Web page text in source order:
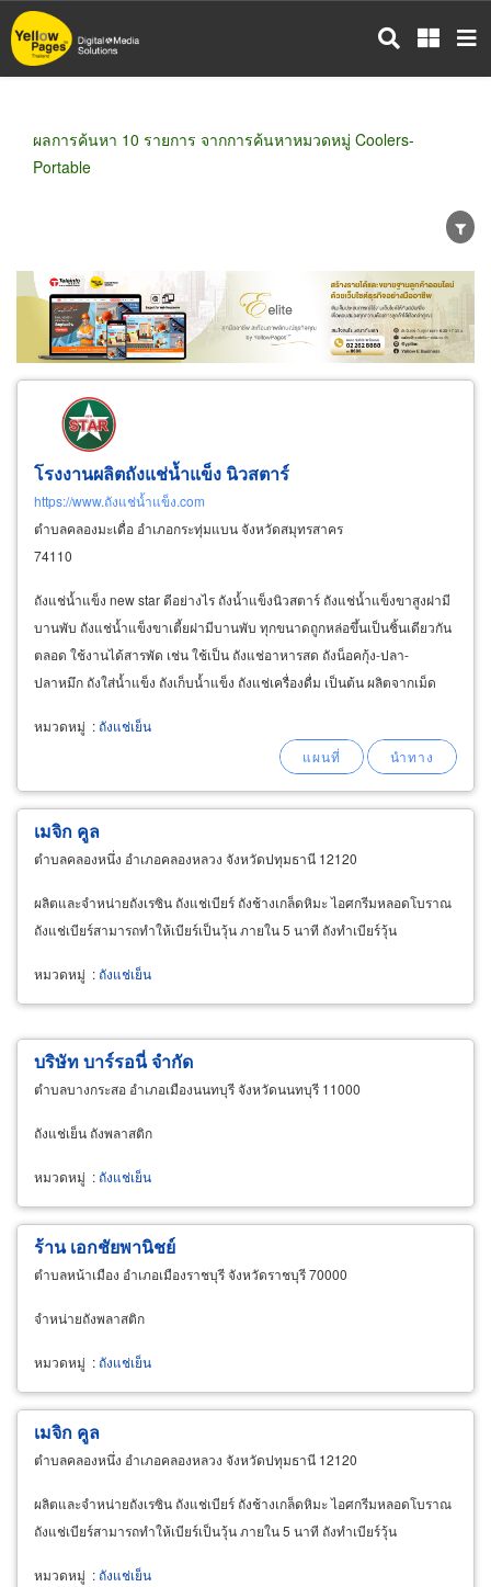
ข้าม
ไป
ผลการค้นหา 10 รายการ จากการค้นหาหมวดหมู่ Coolers-
Portable
ขายส่ง ขายปลีก ผู้ผลิต
ตัวแทนจัดจำหน่าย
ผู้ส่งออก/นำเข้า
ธุรกิจบริการ
โรงงานผลิตถังแช่น้ำแข็ง นิวสตาร์
https://www.ถังแช่น้ำแข็ง.com
ตำบลคลองมะเดื่อ อำเภอกระทุ่มแบน จังหวัดสมุทรสาคร
74110
ถังแช่น้ำแข็ง new star ดีอย่างไร ถังน้ำแข็งนิวสตาร์ ถังแช่น้ำแข็งขาสูงฝามี
บานพับ ถังแช่น้ำแข็งขาเตี้ยฝามีบานพับ ทุกขนาดถูกหล่อขึ้นเป็นชิ้นเดียวกัน
ตลอด ใช้งานได้สารพัด เช่น ใช้เป็น ถังแช่อาหารสด ถังน็อคกุ้ง-ปลา-
ปลาหมึก ถังใส่น้ำแข็ง ถังเก็บน้ำแข็ง ถังแช่เครื่องดื่ม เป็นต้น ผลิตจากเม็ด
หมวดหมู่ : ถังแช่เย็น
เมจิก คูล
ตำบลคลองหนึ่ง อำเภอคลองหลวง จังหวัดปทุมธานี 12120
ผลิตและจำหน่ายถังเรซิน ถังแช่เบียร์ ถังช้างเกล็ดหิมะ ไอศกรีมหลอดโบราณ
ถังแช่เบียร์สามารถทำให้เบียร์เป็นวุ้น ภายใน 5 นาที ถังทำเบียร์วุ้น
หมวดหมู่ : ถังแช่เย็น
บริษัท บาร์รอนี่ จำกัด
ตำบลบางกระสอ อำเภอเมืองนนทบุรี จังหวัดนนทบุรี 11000
ถังแช่เย็น ถังพลาสติก
หมวดหมู่ : ถังแช่เย็น
ร้าน เอกชัยพานิชย์
ตำบลหน้าเมือง อำเภอเมืองราชบุรี จังหวัดราชบุรี 70000
จำหน่ายถังพลาสติก
หมวดหมู่ : ถังแช่เย็น
เมจิก คูล
ตำบลคลองหนึ่ง อำเภอคลองหลวง จังหวัดปทุมธานี 12120
ผลิตและจำหน่ายถังเรซิน ถังแช่เบียร์ ถังช้างเกล็ดหิมะ ไอศกรีมหลอดโบราณ
ถังแช่เบียร์สามารถทำให้เบียร์เป็นวุ้น ภายใน 5 นาที ถังทำเบียร์วุ้น
หมวดหมู่ : ถังแช่เย็น